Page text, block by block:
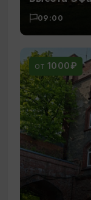
09:00
ОТ 1000₽